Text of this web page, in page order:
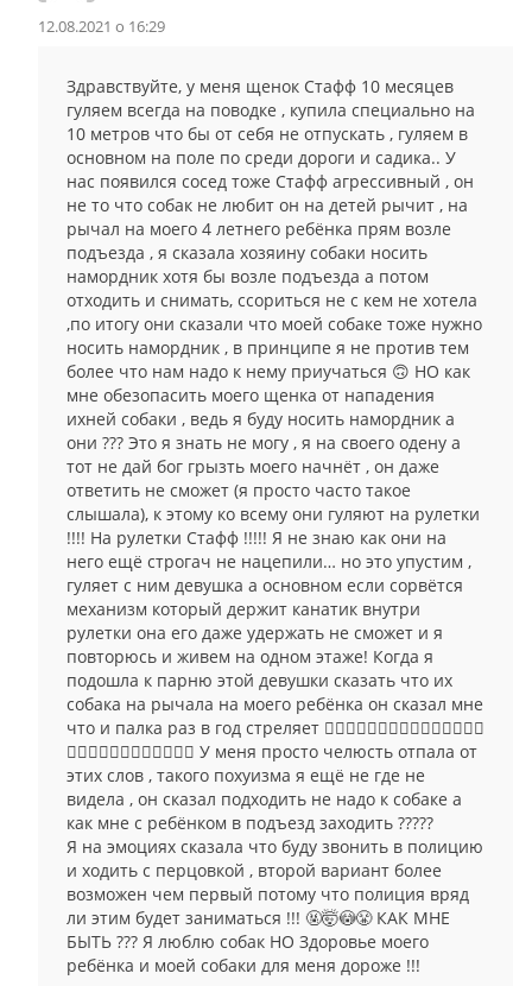
12.08.2021 о 16:29
Здравствуйте, у меня щенок Стафф 10 месяцев
гуляем всегда на поводке , купила специально на
10 метров что бы от себя не отпускать , гуляем в
основном на поле по среди дороги и садика.. У
нас появился сосед тоже Стафф агрессивный , он
не то что собак не любит он на детей рычит , на
рычал на моего 4 летнего ребёнка прям возле
подъезда , я сказала хозяину собаки носить
намордник хотя бы возле подъезда а потом
отходить и снимать, ссориться не с кем не хотела
,по итогу они сказали что моей собаке тоже нужно
носить намордник , в принципе я не против тем
более что нам надо к нему приучаться 🙃 НО как
мне обезопасить моего щенка от нападения
ихней собаки , ведь я буду носить намордник а
они ??? Это я знать не могу , я на своего одену а
тот не дай бог грызть моего начнёт , он даже
ответить не сможет (я просто часто такое
слышала), к этому ко всему они гуляют на рулетки
!!!! На рулетки Стафф !!!!! Я не знаю как они на
него ещё строгач не нацепили… но это упустим ,
гуляет с ним девушка а основном если сорвётся
механизм который держит канатик внутри
рулетки она его даже удержать не сможет и я
повторюсь и живем на одном этаже! Когда я
подошла к парню этой девушки сказать что их
собака на рычала на моего ребёнка он сказал мне
что и палка раз в год стреляет 🤦🏻‍♀️🤦🏻‍♀️🤦🏻‍♀️🤦🏻‍♀️🤦🏻‍♀️
🤦🏻‍♀️🤦🏻‍♀️🤦🏻‍♀️🤦🏻‍♀️ У меня просто челюсть отпала от
этих слов , такого похуизма я ещё не где не
видела , он сказал подходить не надо к собаке а
как мне с ребёнком в подъезд заходить ?????
Я на эмоциях сказала что буду звонить в полицию
и ходить с перцовкой , второй вариант более
возможен чем первый потому что полиция вряд
ли этим будет заниматься !!! 🤬🤯😳😤 КАК МНЕ
БЫТЬ ??? Я люблю собак НО Здоровье моего
ребёнка и моей собаки для меня дороже !!!